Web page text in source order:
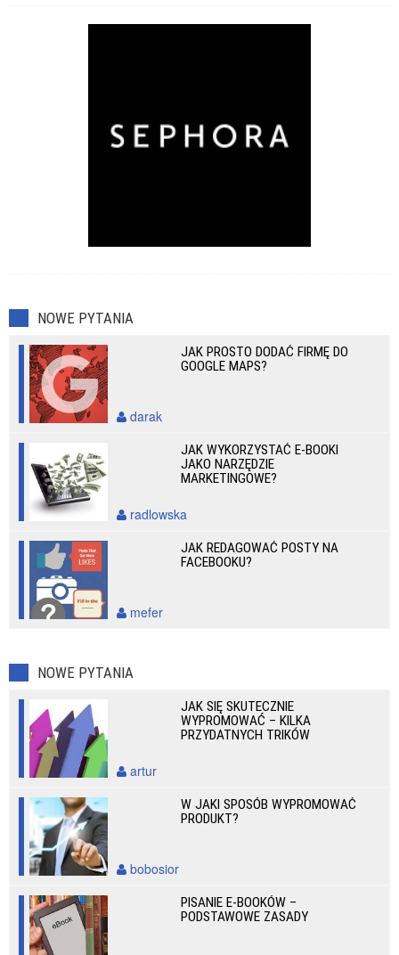
NOWE PYTANIA
JAK PROSTO DODAĆ FIRMĘ DO
GOOGLE MAPS?
darak
JAK WYKORZYSTAĆ E-BOOKI
JAKO NARZĘDZIE
MARKETINGOWE?
radlowska
JAK REDAGOWAĆ POSTY NA
FACEBOOKU?
mefer
NOWE PYTANIA
JAK SIĘ SKUTECZNIE
WYPROMOWAĆ – KILKA
PRZYDATNYCH TRIKÓW
artur
W JAKI SPOSÓB WYPROMOWAĆ
PRODUKT?
bobosior
PISANIE E-BOOKÓW –
PODSTAWOWE ZASADY